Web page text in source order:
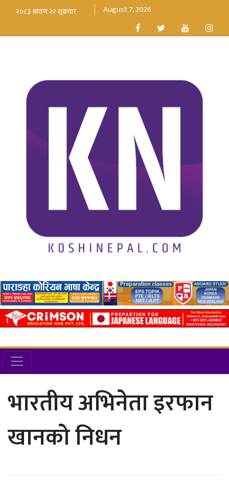
August 7, 2026
भारतीय अभिनेता इरफान
खानको निधन